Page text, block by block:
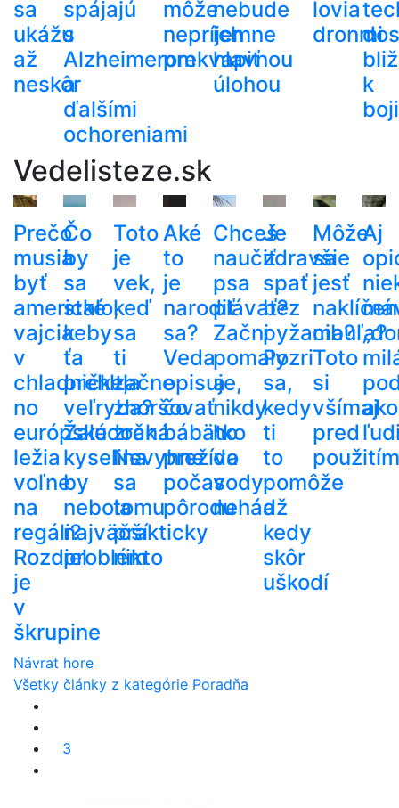
sa
ukážu
až
neskôr
spájajú
s
Alzheimerom
a
ďalšími
ochoreniami
môže
nepríjemne
prekvapiť
nebude
ich
hlavnou
úlohou
lovia
dronmi
k
Vedelisteze.sk
Prečo
musia
byť
americké
vajcia
v
chladničke,
no
európske
ležia
voľne
na
regáli?
Rozdiel
je
v
škrupine
Čo
by
sa
stalo,
keby
ťa
prehltla
veľryba?
Žalúdočná
kyselina
by
nebola
najväčší
problém
Toto
je
vek,
keď
sa
ti
začne
zhoršovať
zrak.
Nevyhne
sa
tomu
prakticky
nikto
Aké
to
je
narodiť
sa?
Veda
opisuje,
čo
bábätko
prežíva
počas
pôrodu
Chceš
naučiť
psa
plávať?
Začni
pomaly
a
nikdy
ho
do
vody
nehádž
Je
zdravšie
spať
bez
pyžama?
Pozri
sa,
kedy
ti
to
pomôže
a
kedy
skôr
uškodí
Môže
sa
jesť
cibuľa?
Toto
si
všímaj
pred
použitím
Aj
ako
Návrat hore
Všetky články z kategórie Poradňa
3